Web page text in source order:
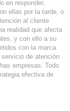
en responder,
ellas por la tarde, o
al cliente
realidad que afecta
y con ello a su
con la marca
de atención
empresas. Todo
efectiva de